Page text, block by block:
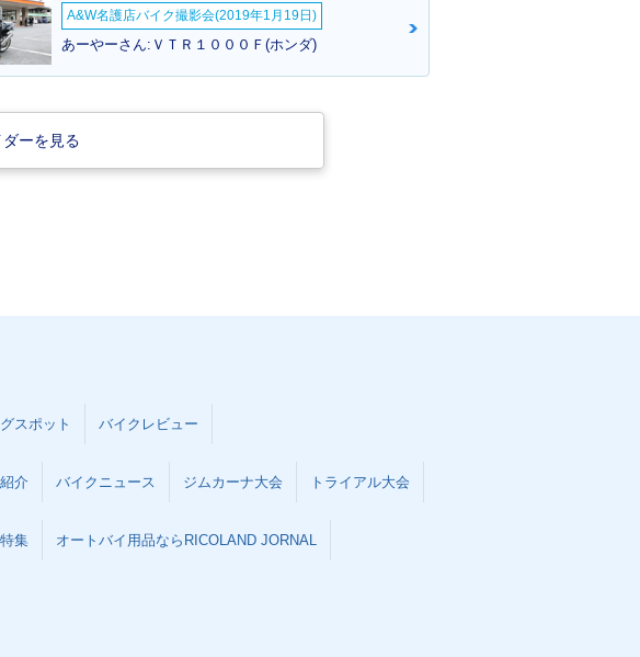
A&W名護店バイク撮影会(2019年1月19日)
あーやーさん:ＶＴＲ１０００Ｆ(ホンダ)
ーを見る
スポット バイクレビュー
介 バイクニュース ジムカーナ大会 トライアル大会
集 オートバイ用品ならRICOLAND JORNAL